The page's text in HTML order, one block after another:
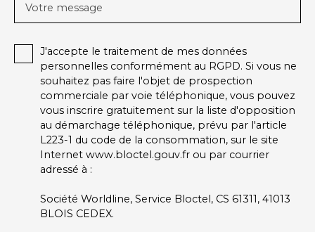
Votre message
J'accepte le traitement de mes données
personnelles conformément au RGPD. Si vous ne
souhaitez pas faire l'objet de prospection
commerciale par voie téléphonique, vous pouvez
vous inscrire gratuitement sur la liste d'opposition
au démarchage téléphonique, prévu par l'article
L223-1 du code de la consommation, sur le site
Internet www.bloctel.gouv.fr ou par courrier
adressé à :
Société Worldline, Service Bloctel, CS 61311, 41013
BLOIS CEDEX.